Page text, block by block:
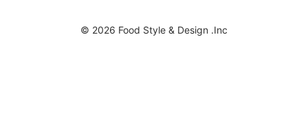
© 2026 Food Style & Design .Inc